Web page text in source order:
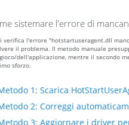
sistemare l'errore di
verifica l'errore "hotstartuseragent.dll
il problema. Il metodo manuale
dell'applicazione, mentre il secondo
sforzo.
1: Scarica
2: Correggi
3: Aggiornare i driver